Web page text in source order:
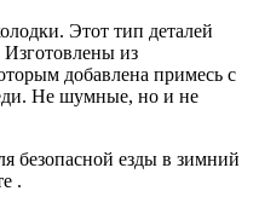
Этот тип деталей
Изготовлены из
добавлена примесь с
Не шумные, но и не
безопасной езды в зимний
.